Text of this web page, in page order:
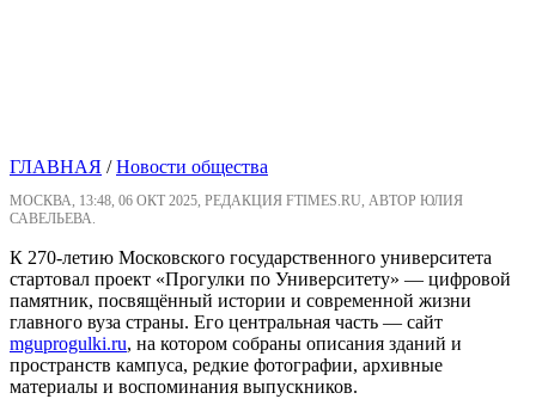
ГЛАВНАЯ /Новости общества
МОСКВА, 13:48, 06 ОКТ 2025, РЕДАКЦИЯ FTIMES.RU, АВТОР ЮЛИЯ
САВЕЛЬЕВА.
К 270-летию Московского государственного университета
стартовал проект «Прогулки по Университету» — цифровой
памятник, посвящённый истории и современной жизни
главного вуза страны. Его центральная часть — сайт
mguprogulki.ru, на котором собраны описания зданий и
пространств кампуса, редкие фотографии, архивные
материалы и воспоминания выпускников.